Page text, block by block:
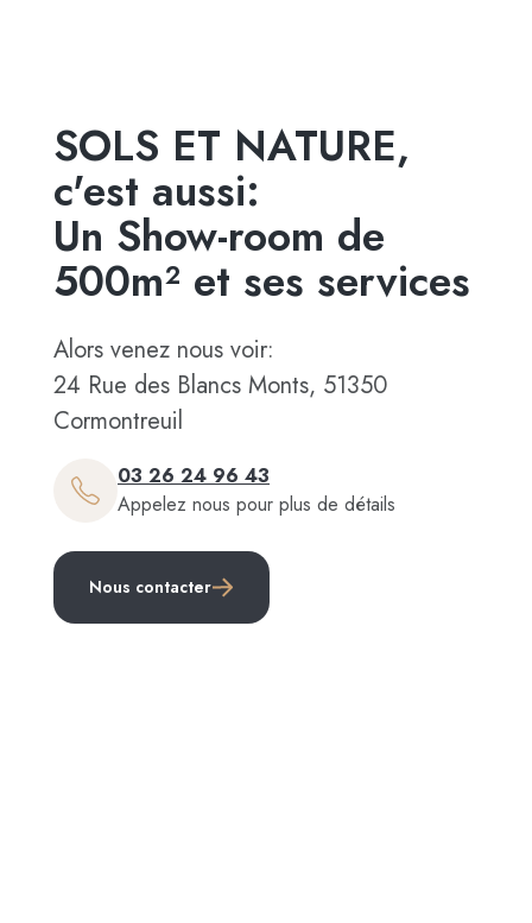
SOLS ET NATURE,
c'est aussi:
Un Show-room de
500m² et ses services
Alors venez nous voir:
24 Rue des Blancs Monts, 51350
Cormontreuil
03 26 24 96 43
Appelez nous pour plus de détails
Nous contacter